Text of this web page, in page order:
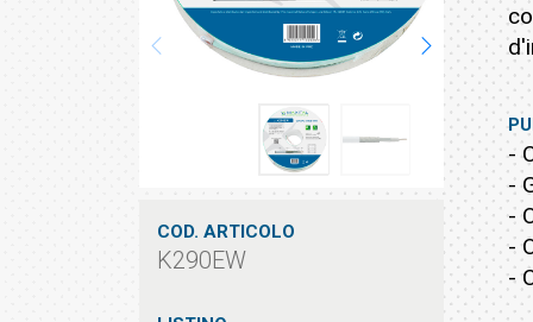
COD. ARTICOLO
K290EW
-
-
-
-
-